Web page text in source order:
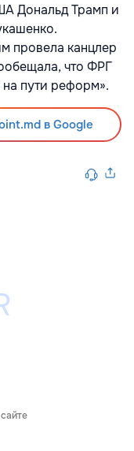
Дональд Трамп и
провела канцлер
что ФРГ
на пути реформ».
в Google